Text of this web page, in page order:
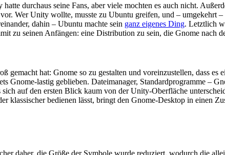
durchaus seine Fans, aber viele mochten es auch nicht.
Wer Unity wollte, musste zu Ubuntu greifen, und – umgekehrt
dahin – Ubuntu machte sein ganz eigenes Ding. Letztlich
zu seinen Anfängen: eine Distribution zu sein, die Gnome nach
gemacht hat: Gnome so zu gestalten und voreinzustellen, dass
Gnome-lastig geblieben. Dateimanager, Standardprogramme –
sich auf den ersten Blick kaum von der Unity-Oberfläche
klassischer bedienen lässt, bringt den Gnome-Desktop in einen